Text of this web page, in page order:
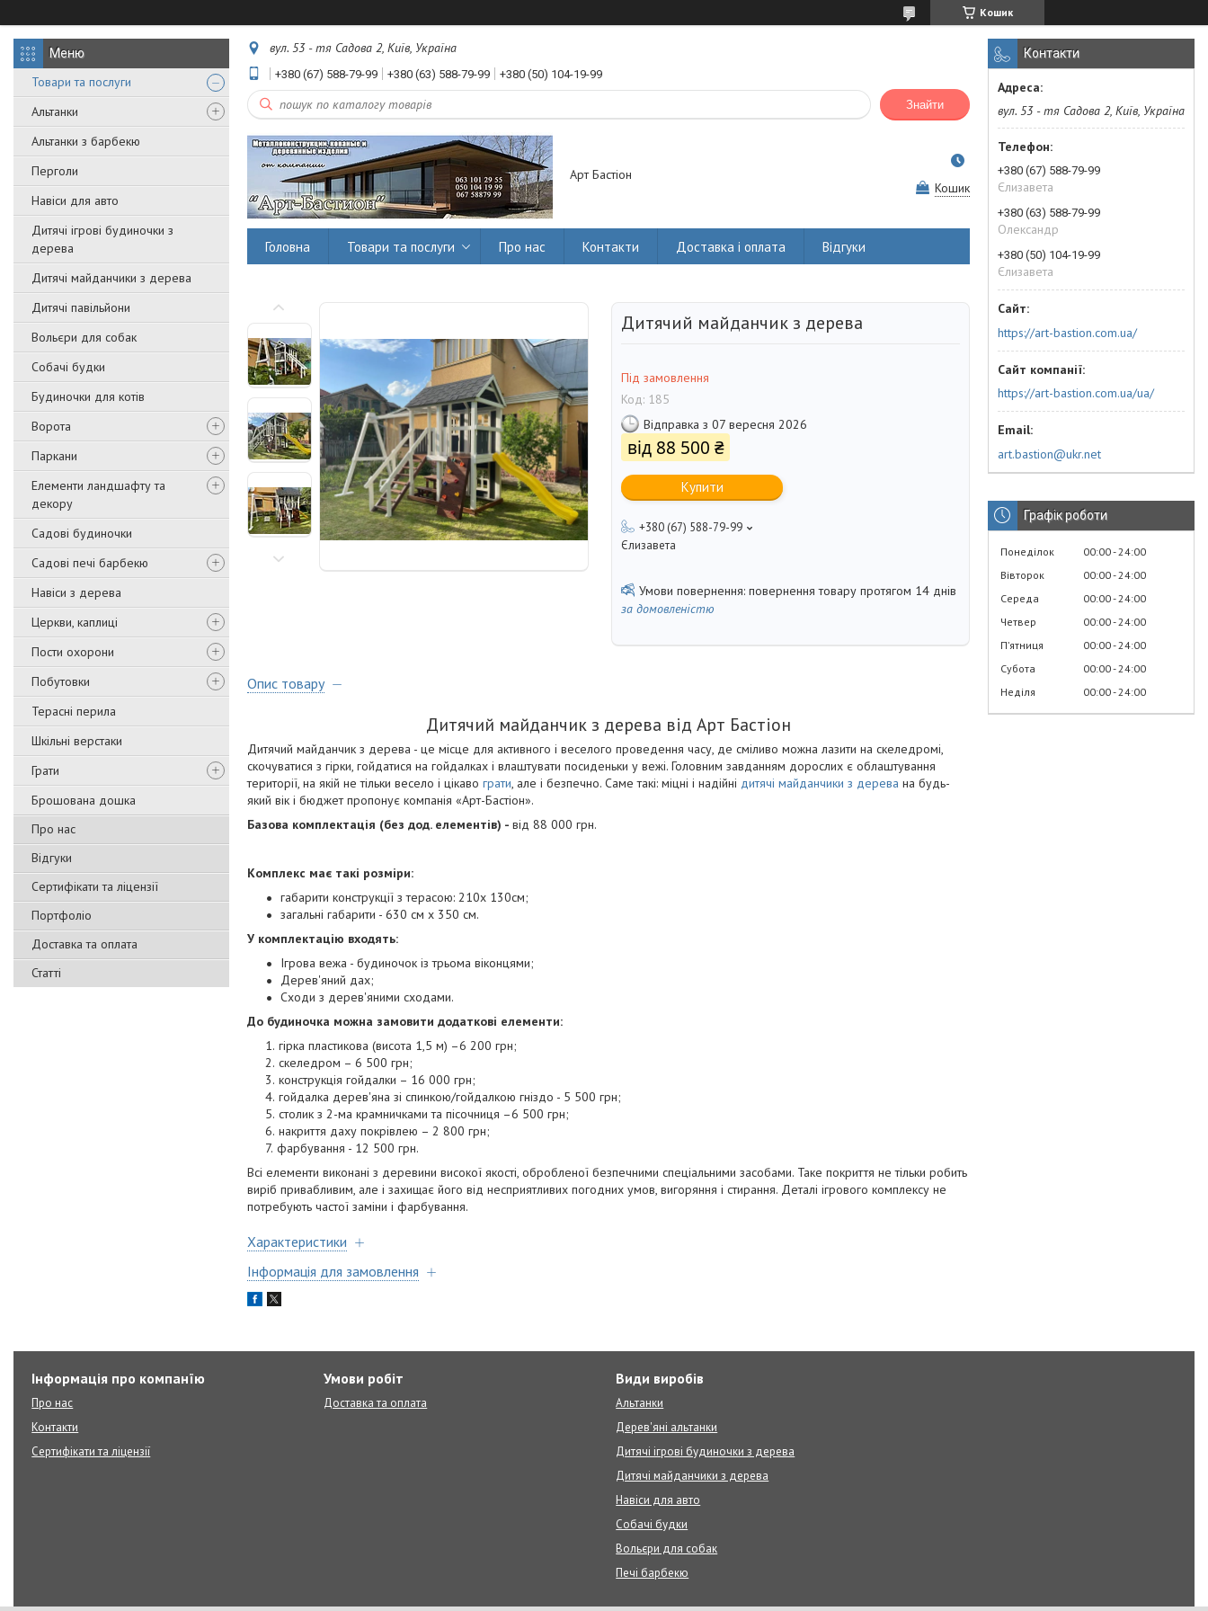
Кошик
Товари та послуги
Альтанки
Альтанки з барбекю
Перголи
Навіси для авто
Дитячі ігрові будиночки з
дерева
Дитячі майданчики з дерева
Дитячі павільйони
Вольєри для собак
Собачі будки
Будиночки для котів
Ворота
Паркани
Елементи ландшафту та
декору
Садові будиночки
Садові печі барбекю
Навіси з дерева
Церкви, каплиці
Пости охорони
Побутовки
Терасні перила
Шкільні верстаки
Грати
Брошована дошка
Про нас
Відгуки
Сертифікати та ліцензії
Портфоліо
Доставка та оплата
Статті
вул. 53 - тя Садова 2, Київ, Україна
+380 (67) 588-79-99 +380 (63) 588-79-99 +380 (50) 104-19-99
Знайти
Арт Бастіон
Кошик
Головна Товари та послуги Про нас Контакти Доставка і оплата Відгуки
Дитячий майданчик з дерева
Під замовлення
Код: 185
Відправка з 07 вересня 2026
від 88 500 ₴
Купити
+380 (67) 588-79-99
Єлизавета
повернення товару протягом 14 днів
за домовленістю
Опис товару
Дитячий майданчик з дерева від Арт Бастіон
Дитячий майданчик з дерева - це місце для активного і веселого проведення часу, де сміливо можна лазити на скеледромі,
скочуватися з гірки, гойдатися на гойдалках і влаштувати посиденьки у вежі. Головним завданням дорослих є облаштування
території, на якій не тільки весело і цікаво грати, але і безпечно. Саме такі: міцні і надійні дитячі майданчики з дерева на будь-
який вік і бюджет пропонує компанія «Арт-Бастіон».
Базова комплектація (без дод. елементів) - від 88 000 грн.
Комплекс має такі розміри:
габарити конструкції з терасою: 210х 130см;
загальні габарити - 630 см х 350 см.
У комплектацію входять:
Ігрова вежа - будиночок із трьома віконцями;
Дерев'яний дах;
Сходи з дерев'яними сходами.
До будиночка можна замовити додаткові елементи:
гірка пластикова (висота 1,5 м) –6 200 грн;
скеледром – 6 500 грн;
конструкція гойдалки – 16 000 грн;
гойдалка дерев'яна зі спинкою/гойдалкою гніздо - 5 500 грн;
столик з 2-ма крамничками та пісочниця –6 500 грн;
накриття даху покрівлею – 2 800 грн;
фарбування - 12 500 грн.
Всі елементи виконані з деревини високої якості, обробленої безпечними спеціальними засобами. Таке покриття не тільки робить
виріб привабливим, але і захищає його від несприятливих погодних умов, вигоряння і стирання. Деталі ігрового комплексу не
потребують частої заміни і фарбування.
Характеристики
Інформація для замовлення
Контакти
вул. 53 - тя Садова 2, Київ, Україна
+380 (67) 588-79-99
Єлизавета
+380 (63) 588-79-99
Олександр
+380 (50) 104-19-99
Єлизавета
https://art-bastion.com.ua/
https://art-bastion.com.ua/ua/
art.bastion@ukr.net
Графік роботи
Понеділок 00:00 24:00
Вівторок
00:00 24:00
Середа
00:00 24:00
Четвер
00:00 24:00
Пʼятниця
00:00 24:00
Субота
00:00 24:00
Неділя
00:00 24:00
Інформація про компанїю
Про нас
Контакти
Сертифікати та ліцензії
Умови робіт
Доставка та оплата
Види виробів
Альтанки
Дерев'яні альтанки
Дитячі ігрові будиночки з дерева
Дитячі майданчики з дерева
Навіси для авто
Собачі будки
Вольєри для собак
Печі барбекю